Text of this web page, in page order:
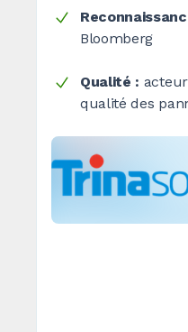
Bloomberg
Qualité :
qualité des